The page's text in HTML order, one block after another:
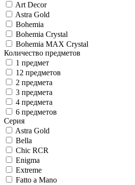
Art Decor
Astra Gold
Bohemia
Bohemia Crystal
Bohemia MAX Crystal
Количество предметов
1 предмет
12 предметов
2 предмета
3 предмета
4 предмета
6 предметов
Серия
Astra Gold
Bella
Chic RCR
Enigma
Extreme
Fatto a Mano